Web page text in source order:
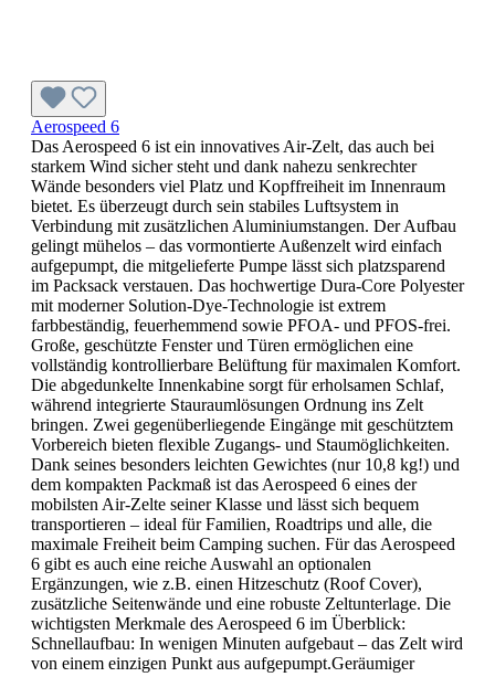
Aerospeed 6
Das Aerospeed 6 ist ein innovatives Air-Zelt, das auch bei
starkem Wind sicher steht und dank nahezu senkrechter
Wände besonders viel Platz und Kopffreiheit im Innenraum
bietet. Es überzeugt durch sein stabiles Luftsystem in
Verbindung mit zusätzlichen Aluminiumstangen. Der Aufbau
gelingt mühelos – das vormontierte Außenzelt wird einfach
aufgepumpt, die mitgelieferte Pumpe lässt sich platzsparend
im Packsack verstauen. Das hochwertige Dura-Core Polyester
mit moderner Solution-Dye-Technologie ist extrem
farbbeständig, feuerhemmend sowie PFOA- und PFOS-frei.
Große, geschützte Fenster und Türen ermöglichen eine
vollständig kontrollierbare Belüftung für maximalen Komfort.
Die abgedunkelte Innenkabine sorgt für erholsamen Schlaf,
während integrierte Stauraumlösungen Ordnung ins Zelt
bringen. Zwei gegenüberliegende Eingänge mit geschütztem
Vorbereich bieten flexible Zugangs- und Staumöglichkeiten.
Dank seines besonders leichten Gewichtes (nur 10,8 kg!) und
dem kompakten Packmaß ist das Aerospeed 6 eines der
mobilsten Air-Zelte seiner Klasse und lässt sich bequem
transportieren – ideal für Familien, Roadtrips und alle, die
maximale Freiheit beim Camping suchen. Für das Aerospeed
6 gibt es auch eine reiche Auswahl an optionalen
Ergänzungen, wie z.B. einen Hitzeschutz (Roof Cover),
zusätzliche Seitenwände und eine robuste Zeltunterlage. Die
wichtigsten Merkmale des Aerospeed 6 im Überblick:
Schnellaufbau: In wenigen Minuten aufgebaut – das Zelt wird
von einem einzigen Punkt aus aufgepumpt.Geräumiger